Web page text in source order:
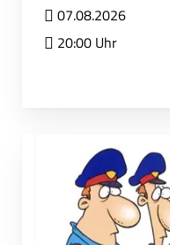
07.08.2026
20:00 Uhr